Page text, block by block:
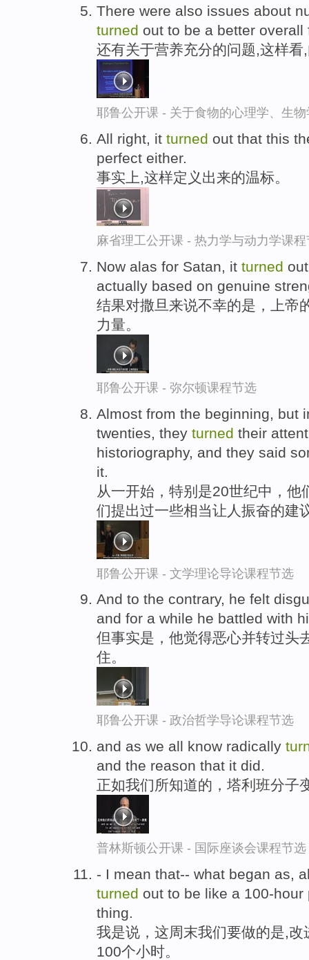
There were also issues about
turned out to be a better
还有关于营养充分的问题,这样
耶鲁公开课 - 关于食物的心理学、生
All right, it turned out that this
perfect either.
事实上,这样定义出来的温标。
麻省理工公开课 - 热力学与动力学课
Now alas for Satan, it turned
actually based on genuine
结果对撒旦来说不幸的是，上帝
力量。
耶鲁公开课 - 弥尔顿课程节选
Almost from the beginning, but
twenties, they turned their
historiography, and they said
it.
从一开始，特别是20世纪中，
们提出过一些相当让人振奋的建
耶鲁公开课 - 文学理论导论课程节选
And to the contrary, he felt
and for a while he battled with
但事实是，他觉得恶心并转过头
住。
耶鲁公开课 - 政治哲学导论课程节选
and as we all know radically
and the reason that it did.
正如我们所知道的，塔利班分子
普林斯顿公开课 - 国际座谈会课程节选
- I mean that-- what began as,
turned out to be like a 100-
thing.
我是说，这周末我们要做的是,
100个小时。